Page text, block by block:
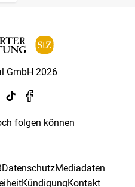
GmbH 2026
folgen können
DatenschutzMediadaten
KündigungKontakt